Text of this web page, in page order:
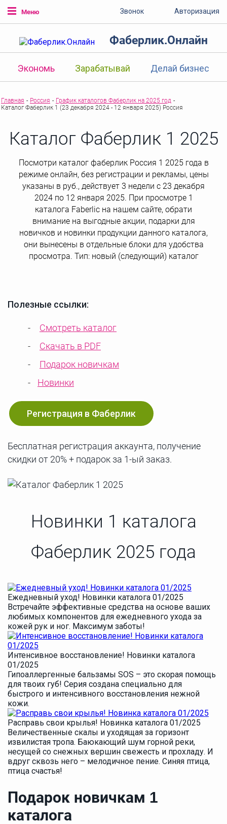
Меню Звонок Авторизация
Фаберлик.Онлайн
Экономь Зарабатывай Делай бизнес
Главная - Россия - График каталогов Фаберлик на 2025 год -
Каталог Фаберлик 1 (23 декабря 2024 - 12 января 2025) Россия
Каталог Фаберлик 1 2025
Посмотри каталог фаберлик Россия 1 2025 года в
режиме онлайн, без регистрации и рекламы, цены
указаны в руб., действует 3 недели с 23 декабря
2024 по 12 января 2025. При просмотре 1
каталога Faberlic на нашем сайте, обрати
внимание на выгодные акции, подарки для
новичков и новинки продукции данного каталога,
они вынесены в отдельные блоки для удобства
просмотра. Тип: новый (следующий) каталог
Полезные ссылки:
Смотреть каталог
Скачать в PDF
Подарок новичкам
Новинки
Регистрация в Фаберлик
Бесплатная регистрация аккаунта, получение
скидки от 20% + подарок за 1-ый заказ.
Новинки 1 каталога
Фаберлик 2025 года
Ежедневный уход! Новинки каталога 01/2025
Встречайте эффективные средства на основе ваших
любимых компонентов для ежедневного ухода за
кожей рук и ног. Максимум заботы!
Интенсивное восстановление! Новинки каталога
01/2025
Гипоаллергенные бальзамы SOS – это скорая помощь
для твоих губ! Серия создана специально для
быстрого и интенсивного восстановления нежной
кожи.
Расправь свои крылья! Новинка каталога 01/2025
Величественные скалы и уходящая за горизонт
извилистая тропа. Баюкающий шум горной реки,
несущей со снежных вершин свежесть и прохладу. И
вдруг сквозь него – мелодичное пение. Синяя птица,
птица счастья!
Подарок новичкам 1
каталога